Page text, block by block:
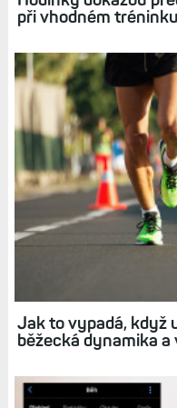
Hodinky dokážou
při vhodném